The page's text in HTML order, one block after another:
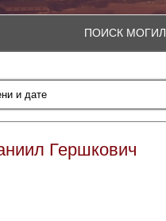
ПОИСК МОГИЛ
Гершкович